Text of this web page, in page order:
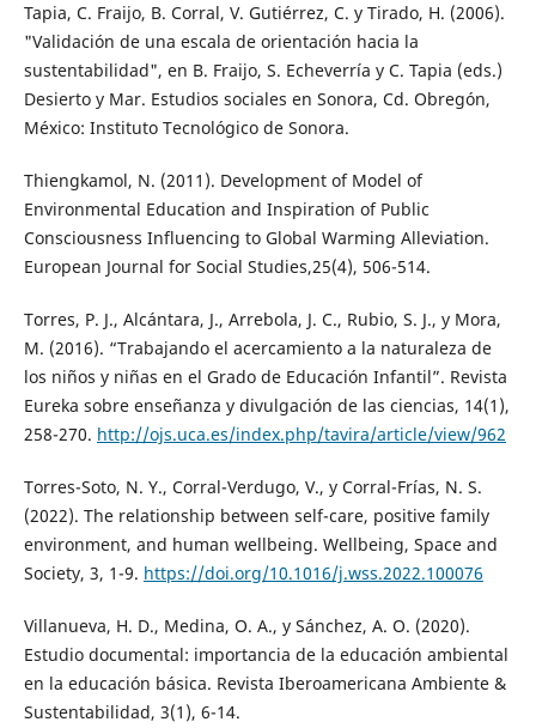
Tapia, C. Fraijo, B. Corral, V. Gutiérrez, C. y Tirado, H. (2006).
"Validación de una escala de orientación hacia la
sustentabilidad", en B. Fraijo, S. Echeverría y C. Tapia (eds.)
Desierto y Mar. Estudios sociales en Sonora, Cd. Obregón,
México: Instituto Tecnológico de Sonora.
Thiengkamol, N. (2011). Development of Model of
Environmental Education and Inspiration of Public
Consciousness Influencing to Global Warming Alleviation.
European Journal for Social Studies,25(4), 506-514.
Torres, P. J., Alcántara, J., Arrebola, J. C., Rubio, S. J., y Mora,
M. (2016). “Trabajando el acercamiento a la naturaleza de
los niños y niñas en el Grado de Educación Infantil”. Revista
Eureka sobre enseñanza y divulgación de las ciencias, 14(1),
258-270. http://ojs.uca.es/index.php/tavira/article/view/962
Torres-Soto, N. Y., Corral-Verdugo, V., y Corral-Frías, N. S.
(2022). The relationship between self-care, positive family
environment, and human wellbeing. Wellbeing, Space and
Society, 3, 1-9. https://doi.org/10.1016/j.wss.2022.100076
Villanueva, H. D., Medina, O. A., y Sánchez, A. O. (2020).
Estudio documental: importancia de la educación ambiental
en la educación básica. Revista Iberoamericana Ambiente &
Sustentabilidad, 3(1), 6-14.